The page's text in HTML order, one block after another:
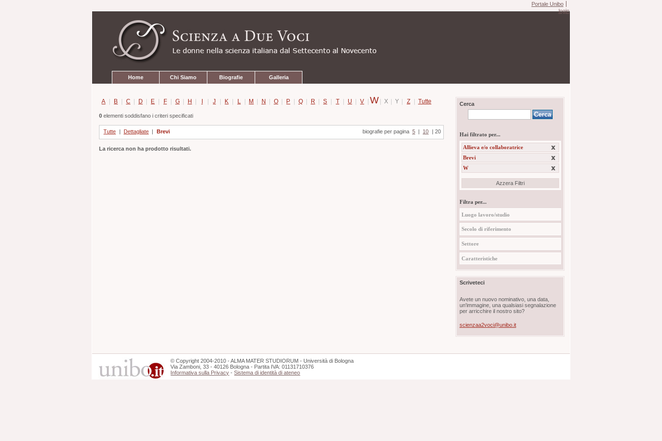
contenuti.
navigazione
Portale Unibo
login
Home Chi Siamo Biografie Galleria
A | B | C | D | E | F | G | H | I | J | K | L | M | N | O | P | Q | R | S | T | U | V | W | X | Y | Z | Tutte
0elementi soddisfano i criteri specificati
Tutte Dettagliate Brevi biografie per pagina 5 10 20
La ricerca non ha prodotto risultati.
Cerca
Hai filtrato per...
Allieva e/o collaboratrice
Brevi
W
Azzera Filtri
Filtra per...
Luogo lavoro/studio
Secolo di riferimento
Settore
Caratteristiche
Scriveteci
Avete un nuovo nominativo, una data,
un'immagine, una qualsiasi segnalazione
per arricchire il nostro sito?
scienzaa2voci@unibo.it
©Copyright 2004-2010 - ALMA MATER STUDIORUM - Università di Bologna
Via Zamboni, 33 - 40126 Bologna - Partita IVA: 01131710376
Informativa sulla Privacy -Sistema di identità di ateneo